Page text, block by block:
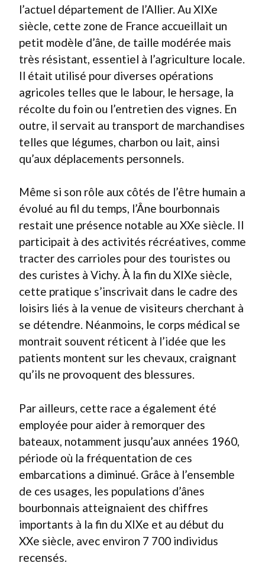
l’actuel département de l’Allier. Au XIXe
siècle, cette zone de France accueillait un
petit modèle d’âne, de taille modérée mais
très résistant, essentiel à l’agriculture locale.
Il était utilisé pour diverses opérations
agricoles telles que le labour, le hersage, la
récolte du foin ou l’entretien des vignes. En
outre, il servait au transport de marchandises
telles que légumes, charbon ou lait, ainsi
qu’aux déplacements personnels.
Même si son rôle aux côtés de l’être humain a
évolué au fil du temps, l’Âne bourbonnais
restait une présence notable au XXe siècle. Il
participait à des activités récréatives, comme
tracter des carrioles pour des touristes ou
des curistes à Vichy. À la fin du XIXe siècle,
cette pratique s’inscrivait dans le cadre des
loisirs liés à la venue de visiteurs cherchant à
se détendre. Néanmoins, le corps médical se
montrait souvent réticent à l’idée que les
patients montent sur les chevaux, craignant
qu’ils ne provoquent des blessures.
Par ailleurs, cette race a également été
employée pour aider à remorquer des
bateaux, notamment jusqu’aux années 1960,
période où la fréquentation de ces
embarcations a diminué. Grâce à l’ensemble
de ces usages, les populations d’ânes
bourbonnais atteignaient des chiffres
importants à la fin du XIXe et au début du
XXe siècle, avec environ 7 700 individus
recensés.